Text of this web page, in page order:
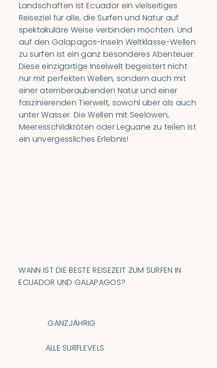
Landschaften ist Ecuador ein vielseitiges
Reiseziel für alle, die Surfen und Natur auf
spektakuläre Weise verbinden möchten. Und
auf den Galapagos-Inseln Weltklasse-Wellen
zu surfen ist ein ganz besonderes Abenteuer.
Diese einzigartige Inselwelt begeistert nicht
nur mit perfekten Wellen, sondern auch mit
einer atemberaubenden Natur und einer
faszinierenden Tierwelt, sowohl über als auch
unter Wasser. Die Wellen mit Seelöwen,
Meeresschildkröten oder Leguane zu teilen ist
ein unvergessliches Erlebnis!
WANN IST DIE BESTE REISEZEIT ZUM SURFEN IN
ECUADOR UND GALAPAGOS?
GANZJÄHRIG
ALLE SURFLEVELS